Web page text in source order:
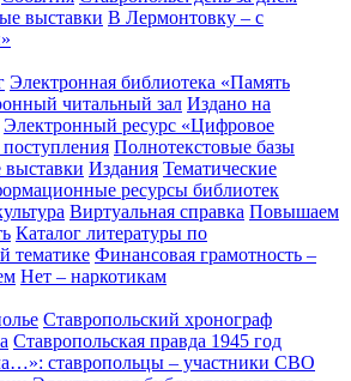
выставки В Лермонтовку – с
Электронная библиотека «Память
читальный зал Издано на
Электронный ресурс «Цифровое
Полнотекстовые базы
Издания Тематические
ресурсы библиотек
Виртуальная справка Повышаем
Каталог литературы по
тематике Финансовая грамотность –
Нет – наркотикам
Ставропольский хронограф
Ставропольская правда 1945 год
ставропольцы – участники СВО